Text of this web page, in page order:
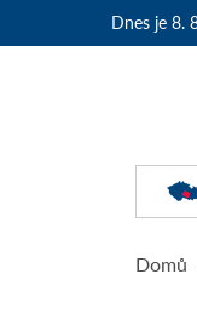
Dnes je 8.
Domů